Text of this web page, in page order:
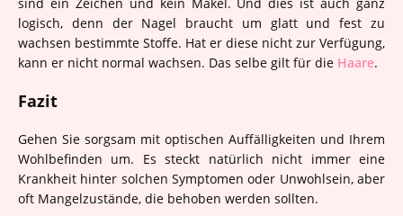
logisch, denn der Nagel braucht um glatt und fest zu
wachsen bestimmte Stoffe. Hat er diese nicht zur Verfügung,
kann er nicht normal wachsen. Das selbe gilt für die Haare.
Fazit
Gehen Sie sorgsam mit optischen Auffälligkeiten und Ihrem
Wohlbefinden um. Es steckt natürlich nicht immer eine
Krankheit hinter solchen Symptomen oder Unwohlsein, aber
oft Mangelzustände, die behoben werden sollten.